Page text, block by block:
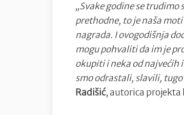
„Svake godine se
prethodne, to je naša
nagrada. I ovogodišnja
mogu pohvaliti da im je
okupiti i neka od najvećih
smo odrastali, slavili,
Radišić, autorica projekta